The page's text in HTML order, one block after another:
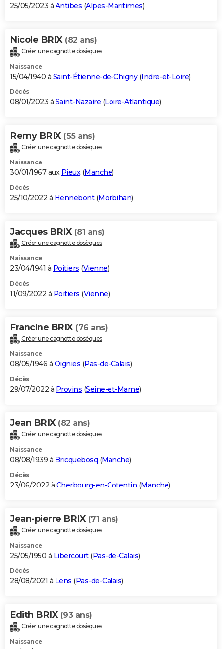
25/05/2023 à Antibes (Alpes-Maritimes)
Nicole BRIX (82 ans)
Créer une cagnotte obsèques
Naissance
15/04/1940 à Saint-Étienne-de-Chigny(Indre-et-Loire)
Décès
08/01/2023 à Saint-Nazaire (Loire-Atlantique)
Remy BRIX (55 ans)
Créer une cagnotte obsèques
Naissance
30/01/1967 aux Pieux(Manche)
Décès
25/10/2022 à Hennebont(Morbihan)
Jacques BRIX (81 ans)
Créer une cagnotte obsèques
Naissance
23/04/1941 à Poitiers (Vienne)
Décès
11/09/2022 à Poitiers (Vienne)
Francine BRIX (76 ans)
Créer une cagnotte obsèques
Naissance
08/05/1946 à Oignies (Pas-de-Calais)
Décès
29/07/2022 à Provins (Seine-et-Marne)
Jean BRIX (82 ans)
Créer une cagnotte obsèques
Naissance
08/08/1939 à Bricquebosq (Manche)
Décès
23/06/2022 à Cherbourg-en-Cotentin (Manche)
Jean-pierre BRIX (71 ans)
Créer une cagnotte obsèques
Naissance
25/05/1950 à Libercourt(Pas-de-Calais)
Décès
28/08/2021 à Lens (Pas-de-Calais)
Edith BRIX (93 ans)
Créer une cagnotte obsèques
Naissance